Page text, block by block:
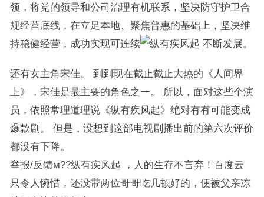
领，将党的领导和公司治理有机联系，坚决防守护卫合
规经营底线，在立足本地、聚焦普惠的基础上，坚决维
持稳健经营，成功实现可连续
不断发展。
还有女主角宋佳。 到到现在截止截止大热的《人间界
上》，宋佳是最主要的角色之一。 所以，面对这些个演
员，依照常理道理说《纵有疾风起》绝对有有可能变成
爆款剧。 但是，没想到这部电视剧播出前的第六次评价
都没有下降。
举报/反馈м??纵有疾风起 ，人的生存不言弃！百度云
只令人惋惜，还没带两位哥哥吃几顿好的，便被父亲冻